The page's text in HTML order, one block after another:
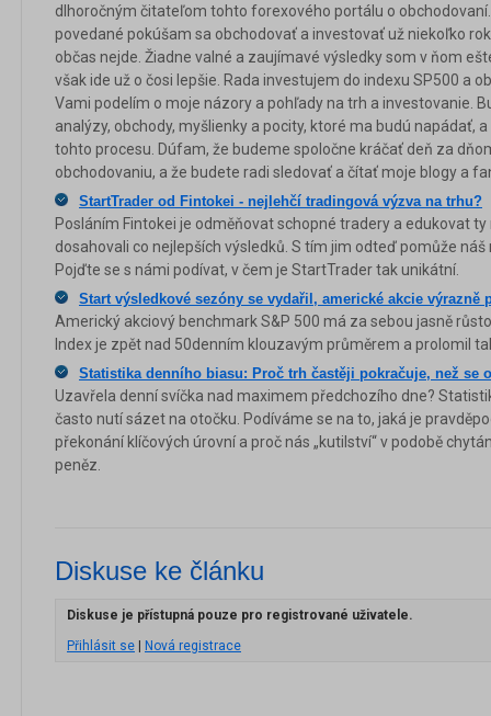
dlhoročným čitateľom tohto forexového portálu o
povedané pokúšam sa obchodovať a investovať už niekoľko
občas nejde. Žiadne valné a zaujímavé výsledky som v ňom
však ide už o čosi lepšie. Rada investujem do indexu SP500 a
Vami podelím o moje názory a pohľady na trh a investovanie.
analýzy, obchody, myšlienky a pocity, ktoré ma budú napádať,
tohto procesu. Dúfam, že budeme spoločne kráčať deň za
obchodovaniu, a že budete radi sledovať a čítať moje blogy a
StartTrader od Fintokei - nejlehčí tradingová výzva na trhu?
Posláním Fintokei je odměňovat schopné tradery a edukovat
dosahovali co nejlepších výsledků. S tím jim odteď pomůže
Pojďte se s námi podívat, v čem je StartTrader tak unikátní.
Start výsledkové sezóny se vydařil, americké akcie výrazně
Americký akciový benchmark S&P 500 má za sebou jasně
Index je zpět nad 50denním klouzavým průměrem a prolomil
Statistika denního biasu: Proč trh častěji pokračuje, než se
Uzavřela denní svíčka nad maximem předchozího dne?
často nutí sázet na otočku. Podíváme se na to, jaká je
překonání klíčových úrovní a proč nás „kutilství“ v podobě
peněz.
Diskuse ke článku
Diskuse je přístupná pouze pro registrované uživatele.
Přihlásit se
Nová registrace